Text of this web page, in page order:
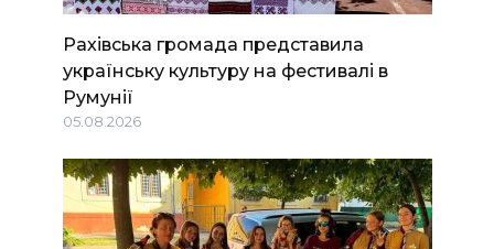
Рахівська громада представила
українську культуру на фестивалі в
Румунії
05.08.2026